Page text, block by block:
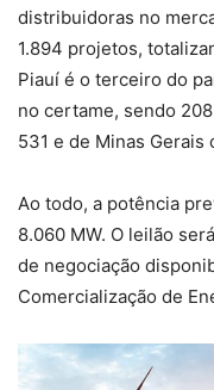
distribuidoras no
1.894 projetos,
Piauí é o terceiro do
no certame, sendo
531 e de Minas Gerais
Ao todo, a potência
8.060 MW. O leilão
de negociação
Comercialização de